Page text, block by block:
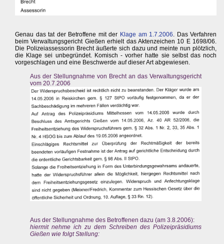
Genau das tat der Betroffene mit der Klage am 1.7.2006. Das Verfahren
beim Verwaltungsgericht Gießen erhielt das Aktenzeichen 10 E 1698/06.
Die Polizeiassessorin Brecht äußerte sich dazu und meinte nun plötzlich,
die Klage sei unbegründet. Komisch - vorher hatte sie selbst das noch
vorgeschlagen und eine Beschwerde auf dieser Art abgewiesen.
Aus der Stellungnahme von Brecht an das Verwaltungsgericht
vom 20.7.2006
Aus der Stellungnahme des Betroffenen dazu (am 3.8.2006):
hiermit nehme ich zu dem Schreiben des Polizeipräsidiums
Gießen wie folgt Stellung: